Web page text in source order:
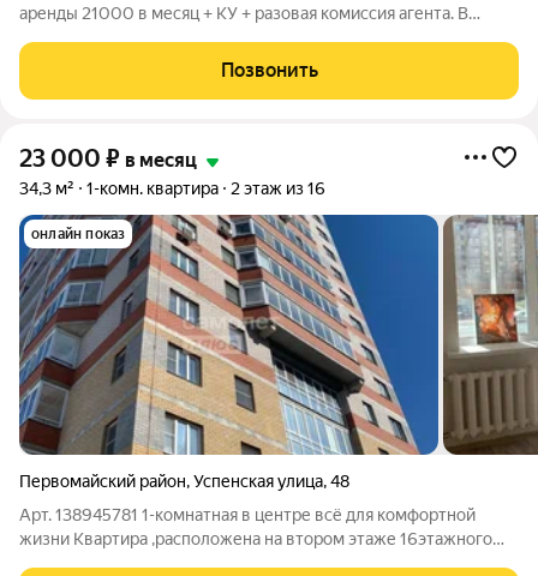
аренды 21000 в месяц + КУ + разовая комиссия агента. В
Позвонить
23 000 ₽ в месяц
34,3 м² 1-комн. квартира 2 этаж из 16
онлайн показ
Первомайский район,Успенская улица,48
Арт. 138945781 1-комнатная в центре всё для комфортной
жизни Квартира ,pacположена на втором этаже 16этажного